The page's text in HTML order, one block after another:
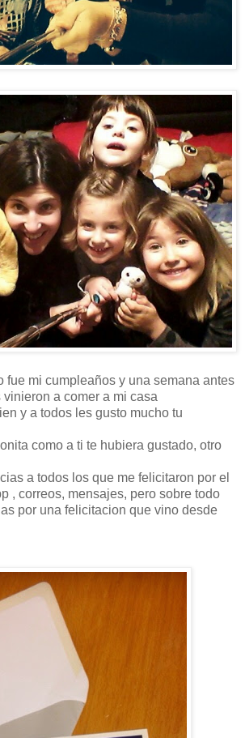
fue mi cumpleaños y una semana antes
a comer a mi casa
y a todos les gusto mucho tu
como a ti te hubiera gustado, otro
a todos los que me felicitaron por el
, correos, mensajes, pero sobre todo
por una felicitacion que vino desde